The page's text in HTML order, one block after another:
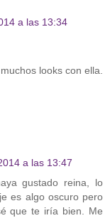
a las 13:34
looks con ella.
a las 13:47
gustado reina, lo
es algo oscuro pero
que te iría bien. Me